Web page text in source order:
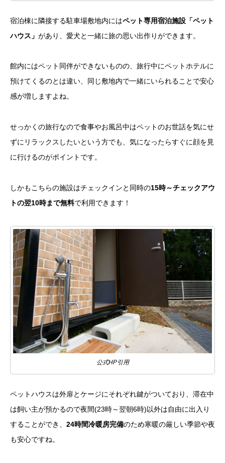
宿泊棟に隣接する駐車場敷地内にはペット専用宿泊施設「ペット
ハウス」 があり、愛犬と一緒に旅の思い出作りができます。
館内にはペット同伴ができないものの、旅行中にペットホテルに
預けてくるのとは違い、同じ敷地内で一緒にいられることで安心
感が増しますよね。
せっかくの旅行なので食事やお風呂中はペットのお世話を気にせ
ずにリラックスしたいという方でも、気になったらすぐに顔を見
に行けるのがポイントです。
しかもこちらの施設はチェックインと同時の15時～チェックアウ
トの翌10時まで無料で利用できます！
公式HP引用
ペットハウスは外扉とケージにそれぞれ鍵がついており、滞在中
は飼い主が預かるので夜間(23時～翌朝6時)以外は自由に出入り
することができ、 24時間冷暖房完備のため寒暖の厳しい季節や夜
も安心ですね。